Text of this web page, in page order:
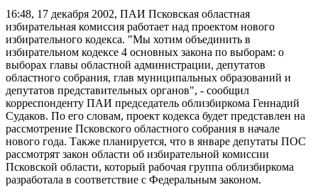
16:48, 17 декабря 2002, ПАИ Псковская областная
избирательная комиссия работает над проектом нового
избирательного кодекса. "Мы хотим объединить в
избирательном кодексе 4 основных закона по выборам: о
выборах главы областной администрации, депутатов
областного собрания, глав муниципальных образований и
депутатов представительных органов", - сообщил
корреспонденту ПАИ председатель облизбиркома Геннадий
Судаков. По его словам, проект кодекса будет представлен на
рассмотрение Псковского областного собрания в начале
нового года. Также планируется, что в январе депутаты ПОС
рассмотрят закон области об избирательной комиссии
Псковской области, который рабочая группа облизбиркома
разработала в соответствие с Федеральным законом.